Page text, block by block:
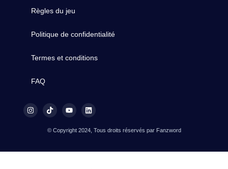
Règles du jeu
Politique de confidentialité
Termes et conditions
FAQ
© Copyright 2024, Tous droits réservés par Fanzword